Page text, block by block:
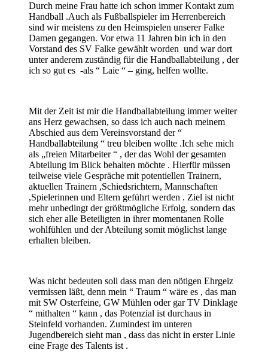
Durch meine Frau hatte ich schon immer Kontakt zum
Handball .Auch als Fußballspieler im Herrenbereich
sind wir meistens zu den Heimspielen unserer Falke
Damen gegangen. Vor etwa 11 Jahren bin ich in den
Vorstand des SV Falke gewählt worden und war dort
unter anderem zuständig für die Handballabteilung , der
ich so gut es -als “ Laie “ – ging, helfen wollte.
Mit der Zeit ist mir die Handballabteilung immer weiter
ans Herz gewachsen, so dass ich auch nach meinem
Abschied aus dem Vereinsvorstand der “
Handballabteilung “ treu bleiben wollte .Ich sehe mich
als „freien Mitarbeiter “ , der das Wohl der gesamten
Abteilung im Blick behalten möchte . Hierfür müssen
teilweise viele Gespräche mit potentiellen Trainern,
aktuellen Trainern ,Schiedsrichtern, Mannschaften
,Spielerinnen und Eltern geführt werden . Ziel ist nicht
mehr unbedingt der größtmögliche Erfolg, sondern das
sich eher alle Beteiligten in ihrer momentanen Rolle
wohlfühlen und der Abteilung somit möglichst lange
erhalten bleiben.
Was nicht bedeuten soll dass man den nötigen Ehrgeiz
vermissen läßt, denn mein “ Traum “ wäre es , das man
mit SW Osterfeine, GW Mühlen oder gar TV Dinklage
“ mithalten “ kann , das Potenzial ist durchaus in
Steinfeld vorhanden. Zumindest im unteren
Jugendbereich sieht man , dass das nicht in erster Linie
eine Frage des Talents ist .